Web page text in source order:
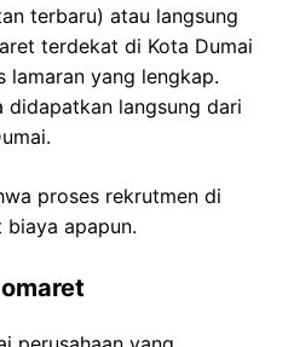
terbaru) atau langsung
terdekat di Kota Dumai
lamaran yang lengkap.
didapatkan langsung dari
proses rekrutmen di
apapun.